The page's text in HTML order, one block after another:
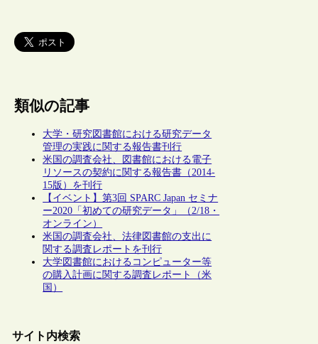
類似の記事
大学・研究図書館における研究データ
管理の実践に関する報告書刊行
米国の調査会社、図書館における電子
リソースの契約に関する報告書（2014-
15版）を刊行
【イベント】第3回 SPARC Japan セミナ
ー2020「初めての研究データ」（2/18・
オンライン）
米国の調査会社、法律図書館の支出に
関する調査レポートを刊行
大学図書館におけるコンピューター等
の購入計画に関する調査レポート（米
国）
サイト内検索